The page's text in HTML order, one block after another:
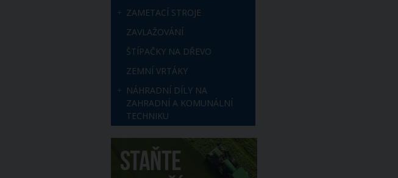
ZAMETACÍ STROJE
ZAVLAŽOVÁNÍ
ŠTÍPAČKY NA DŘEVO
ZEMNÍ VRTÁKY
NÁHRADNÍ DÍLY NA
ZAHRADNÍ A KOMUNÁLNÍ
TECHNIKU